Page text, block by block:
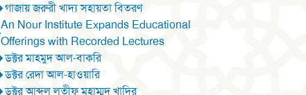
গাজায় জরুরী খাদ্য সহায়তা বিতরণ
An Nour Institute Expands Educational
Offerings with Recorded Lectures
ডক্টর মাহমুদ আল-বাকরি
ডক্টর রেদা আল-হাওয়ারি
ডক্টর আব্দুল লতীফ মুহাম্মদ খাদির